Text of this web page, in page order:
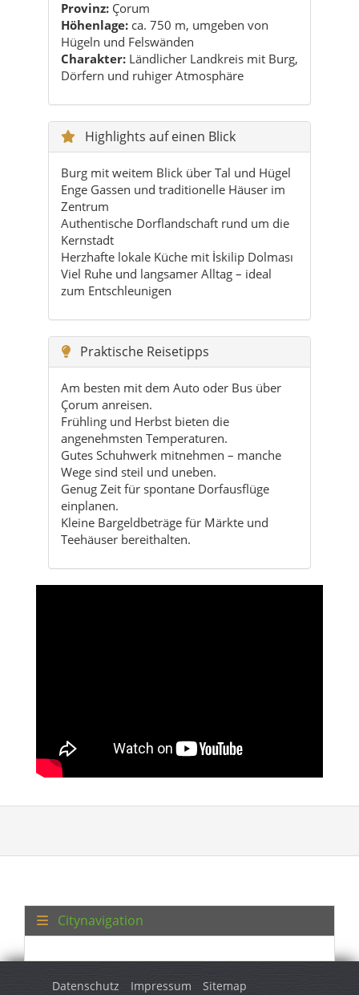
Highlights auf einen Blick
Burg mit weitem Blick über Tal und Hügel
Enge Gassen und traditionelle Häuser im
Zentrum
Authentische Dorflandschaft rund um die
Kernstadt
Herzhafte lokale Küche mit İskilip Dolması
Viel Ruhe und langsamer Alltag – ideal
zum Entschleunigen
Praktische Reisetipps
Am besten mit dem Auto oder Bus über
Çorum anreisen.
Frühling und Herbst bieten die
angenehmsten Temperaturen.
Gutes Schuhwerk mitnehmen – manche
Wege sind steil und uneben.
Genug Zeit für spontane Dorfausflüge
einplanen.
Kleine Bargeldbeträge für Märkte und
Teehäuser bereithalten.
Datenschutz Impressum Sitemap
© 2026 Turkey Regional. Alle Rechte vorbehalten.